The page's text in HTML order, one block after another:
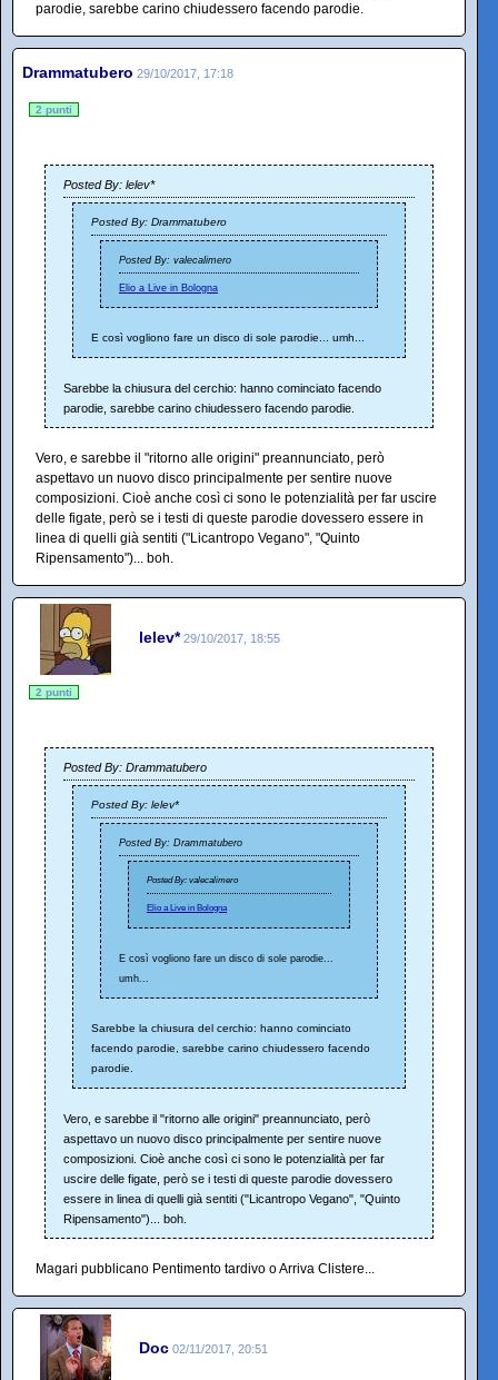
parodie, sarebbe carino chiudessero facendo parodie.
Drammatubero 29/10/2017, 17:18
2 punti
Posted By: lelev*
Posted By: Drammatubero
Posted By: valecalimero
Elio a Live in Bologna
E così vogliono fare un disco di sole parodie... umh...
Sarebbe la chiusura del cerchio: hanno cominciato facendo
parodie, sarebbe carino chiudessero facendo parodie.
Vero, e sarebbe il "ritorno alle origini" preannunciato, però
aspettavo un nuovo disco principalmente per sentire nuove
composizioni. Cioè anche così ci sono le potenzialità per far uscire
delle figate, però se i testi di queste parodie dovessero essere in
linea di quelli già sentiti ("Licantropo Vegano", "Quinto
Ripensamento")... boh.
lelev* 29/10/2017, 18:55
2 punti
Posted By: Drammatubero
Posted By: lelev*
Posted By: Drammatubero
Posted By: valecalimero
Elio a Live in Bologna
E così vogliono fare un disco di sole parodie...
umh...
Sarebbe la chiusura del cerchio: hanno cominciato
facendo parodie, sarebbe carino chiudessero facendo
parodie.
Vero, e sarebbe il "ritorno alle origini" preannunciato, però
aspettavo un nuovo disco principalmente per sentire nuove
composizioni. Cioè anche così ci sono le potenzialità per far
uscire delle figate, però se i testi di queste parodie dovessero
essere in linea di quelli già sentiti ("Licantropo Vegano", "Quinto
Ripensamento")... boh.
Magari pubblicano Pentimento tardivo o Arriva Clistere...
Doc 02/11/2017, 20:51